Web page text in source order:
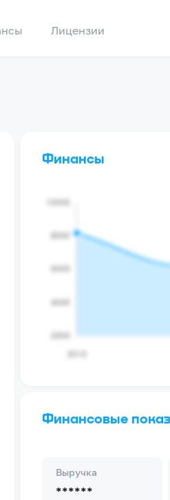
Лицензии
Финансы
Финансовые
Выручка
******